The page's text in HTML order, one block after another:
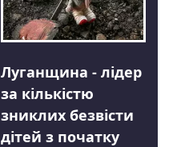
Луганщина - лідер
за кількістю
зниклих безвісти
дітей з початку